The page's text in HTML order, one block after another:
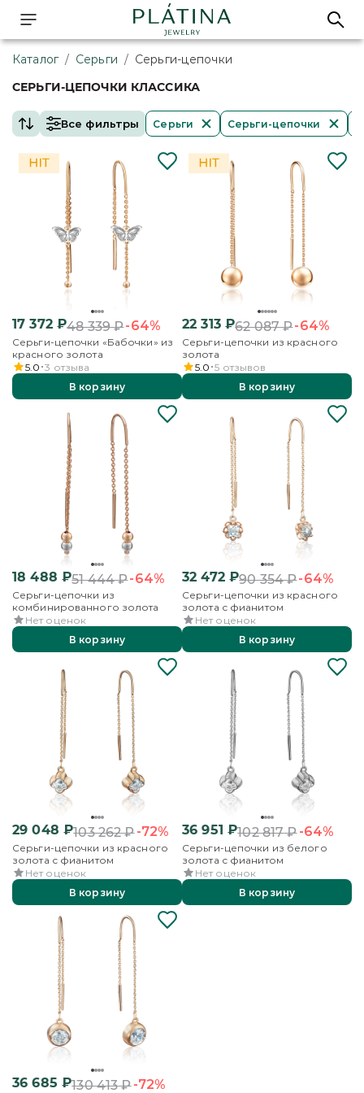
Каталог / Серьги / Серьги-цепочки
СЕРЬГИ-ЦЕПОЧКИ КЛАССИКА
Все фильтры Серьги Серьги-цепочки
17 372₽48 339₽-64%
Серьги-цепочки «Бабочки» из
красного золота
5.0 3 отзыва
В корзину
22 313₽62 087₽-64%
Серьги-цепочки из красного
золота
5.0 5 отзывов
В корзину
18 488 ₽51 444₽-64%
Серьги-цепочки из
комбинированного золота
Нет оценок
В корзину
32 472₽90 354₽-64%
Серьги-цепочки из красного
золота с фианитом
Нет оценок
В корзину
29 048 ₽103 262₽-72%
Серьги-цепочки из красного
золота с фианитом
Нет оценок
В корзину
36 951 ₽102 817₽-64%
Серьги-цепочки из белого
золота с фианитом
Нет оценок
В корзину
36 685 ₽130 413₽-72%